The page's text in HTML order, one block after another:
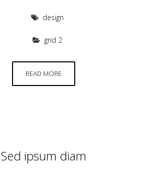
design
grid 2
READ MORE
Sed ipsum diam